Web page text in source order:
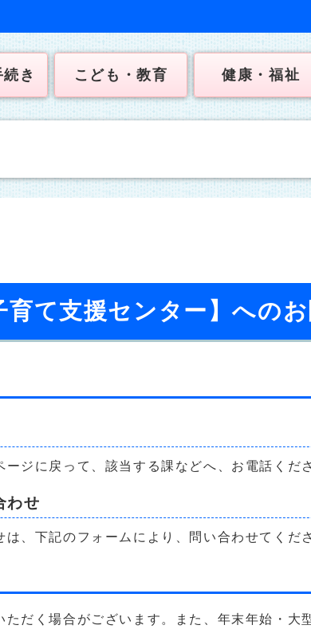
き こども・教育 健康・福祉
育て支援センター】への
ジに戻って、該当する課などへ、お電話くだ
わせ
、下記のフォームにより、問い合わせてくだ
だく場合がございます。また、年末年始・